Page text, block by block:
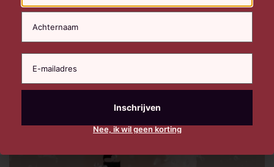
Nee, ik wil geen korting